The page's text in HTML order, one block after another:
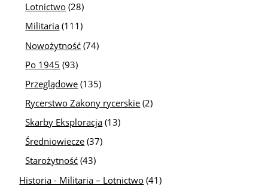
Lotnictwo (28)
Militaria (111)
Nowożytność (74)
Po 1945 (93)
Przeglądowe (135)
Rycerstwo Zakony rycerskie (2)
Skarby Eksploracja (13)
Średniowiecze (37)
Starożytność (43)
Historia - Militaria – Lotnictwo (41)